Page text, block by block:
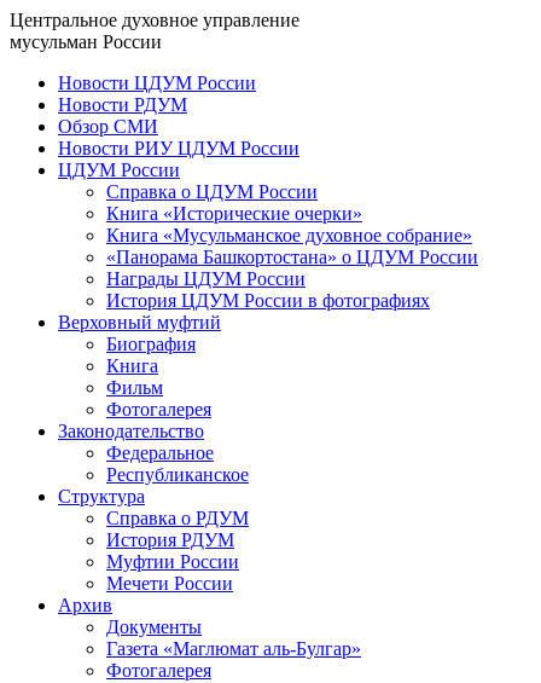
Центральное духовное управление
мусульман России
Новости ЦДУМ России
Новости РДУМ
Обзор СМИ
Новости РИУ ЦДУМ России
ЦДУМ России
Справка о ЦДУМ России
Книга «Исторические очерки»
Книга «Мусульманское духовное собрание»
«Панорама Башкортостана» о ЦДУМ России
Награды ЦДУМ России
История ЦДУМ России в фотографиях
Верховный муфтий
Биография
Книга
Фильм
Фотогалерея
Законодательство
Федеральное
Республиканское
Структура
Справка о РДУМ
История РДУМ
Муфтии России
Мечети России
Архив
Документы
Газета «Маглюмат аль-Булгар»
Фотогалерея